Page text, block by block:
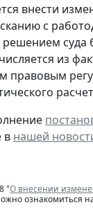
внести
с
из
правовым
в нашей
"О внесении
ознакомиться